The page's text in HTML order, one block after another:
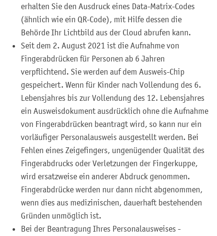
erhalten Sie den Ausdruck eines Data-Matrix-Codes
(ähnlich wie ein QR-Code), mit Hilfe dessen die
Behörde Ihr Lichtbild aus der Cloud abrufen kann.
Seit dem 2. August 2021 ist die Aufnahme von
Fingerabdrücken für Personen ab 6 Jahren
verpflichtend. Sie werden auf dem Ausweis-Chip
gespeichert. Wenn für Kinder nach Vollendung des 6.
Lebensjahres bis zur Vollendung des 12. Lebensjahres
ein Ausweisdokument ausdrücklich ohne die Aufnahme
von Fingerabdrücken beantragt wird, so kann nur ein
vorläufiger Personalausweis ausgestellt werden. Bei
Fehlen eines Zeigefingers, ungenügender Qualität des
Fingerabdrucks oder Verletzungen der Fingerkuppe,
wird ersatzweise ein anderer Abdruck genommen.
Fingerabdrücke werden nur dann nicht abgenommen,
wenn dies aus medizinischen, dauerhaft bestehenden
Gründen unmöglich ist.
Bei der Beantragung Ihres Personalausweises -